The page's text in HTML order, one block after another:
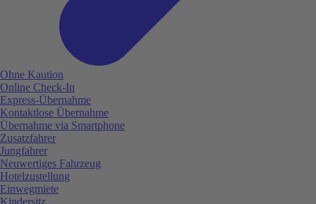
Ohne Kaution
Online Check-In
Express-Übernahme
Kontaktlose Übernahme
Übernahme via Smartphone
Zusatzfahrer
Jungfahrer
Neuwertiges Fahrzeug
Hotelzustellung
Einwegmiete
Kindersitz